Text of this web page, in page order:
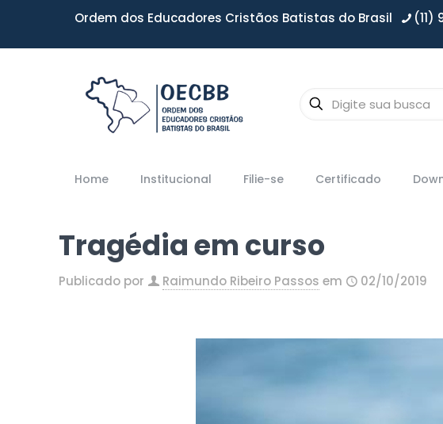
Ordem dos Educadores Cristãos Batistas do Brasil (11)
Home Institucional Filie-se Certificado
Tragédia em curso
Publicado por Raimundo Ribeiro Passos em 02/10/2019